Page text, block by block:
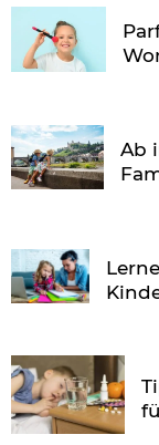
Ab